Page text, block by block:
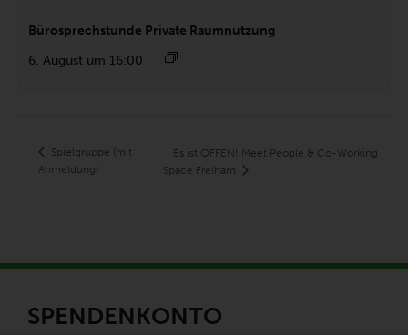
Bürosprechstunde Private Raumnutzung
6. August um 16:00
Spielgruppe (mit
Anmeldung)
Es ist OFFEN! Meet People & Co-Working
Space Freiham
SPENDENKONTO